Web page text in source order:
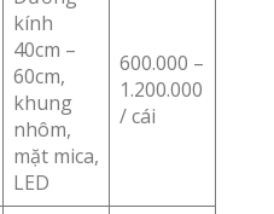
kính
40cm –
60cm,
khung
nhôm,
mặt mica,
LED
600.000 –
1.200.000
/ cái